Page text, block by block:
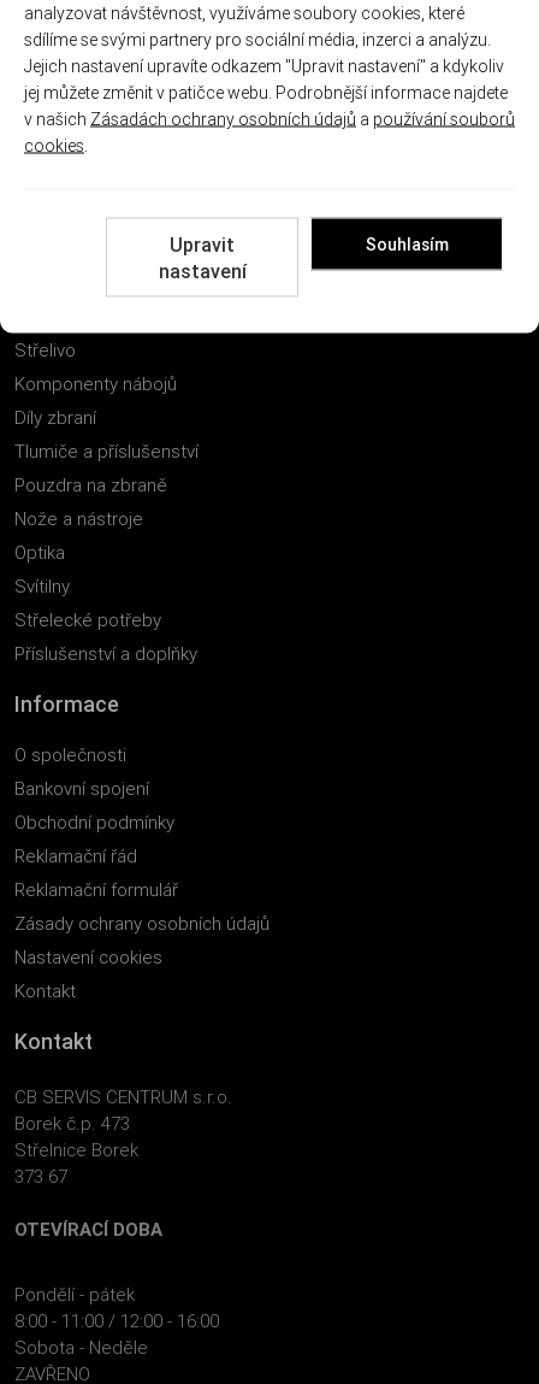
Společnost CB SERVIS CENTRUM s.r.o. působí na
českém trhu od roku 1993. Po založení jsme se věnovali
převážně dovozu specializovaného materiálu pro
provozování sportovní střelby – zbraní, nábojů, vybavení
a příslušenství.
+420 778 474 544
Zákaznická péče
Střelivo
Komponenty nábojů
Díly zbraní
Tlumiče a příslušenství
Pouzdra na zbraně
Nože a nástroje
Optika
Svítilny
Střelecké potřeby
Příslušenství a doplňky
Informace
O společnosti
Bankovní spojení
Obchodní podmínky
Reklamační řád
Reklamační formulář
Zásady ochrany osobních údajů
Nastavení cookies
Kontakt
Kontakt
CB SERVIS CENTRUM s.r.o.
Borek č.p. 473
Střelnice Borek
373 67
OTEVÍRACÍ DOBA
Pondělí - pátek
8:00 - 11:00 / 12:00 - 16:00
Sobota - Neděle
ZAVŘENO
analyzovat návštěvnost, využíváme soubory cookies, které
sdílíme se svými partnery pro sociální média, inzerci a analýzu.
Jejich nastavení upravíte odkazem "Upravit nastavení" a kdykoliv
jej můžete změnit v patičce webu. Podrobnější informace najdete
v našich Zásadách ochrany osobních údajů a používání souborů
cookies
Upravit
nastavení
Souhlasím